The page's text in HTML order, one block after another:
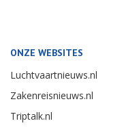
ONZE WEBSITES
Luchtvaartnieuws.nl
Zakenreisnieuws.nl
Triptalk.nl